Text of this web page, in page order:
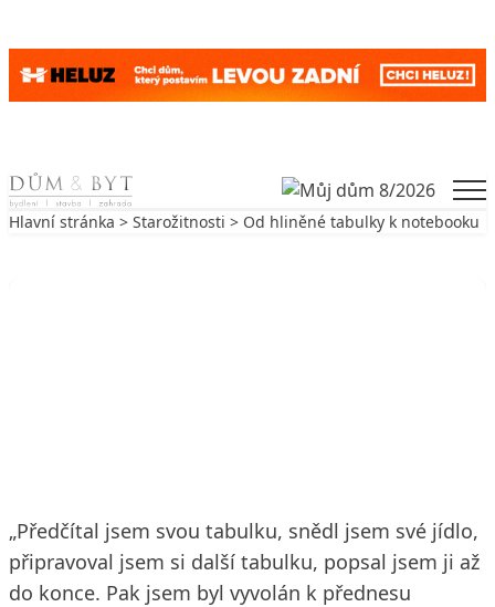
Skip to content
Hlavní stránka > Starožitnosti > Od hliněné tabulky k notebooku
„Předčítal jsem svou tabulku, snědl jsem své jídlo,
připravoval jsem si další tabulku, popsal jsem ji až
do konce. Pak jsem byl vyvolán k přednesu